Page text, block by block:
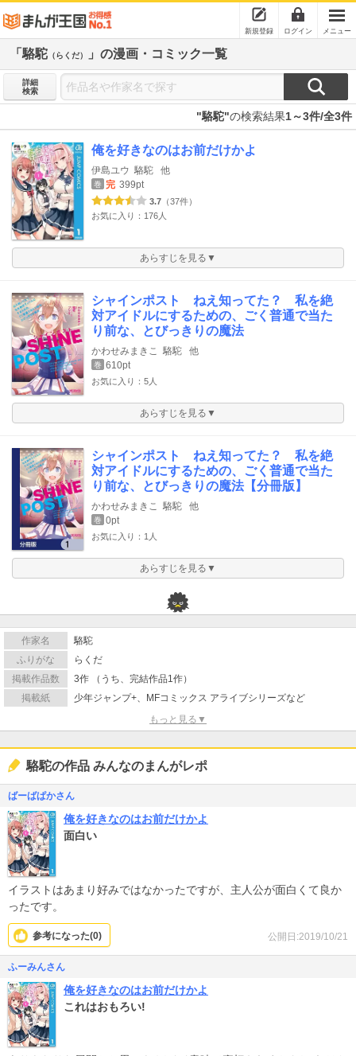
新規登録 ログイン メニュー
「駱駝 （らくだ） 」の漫画・コミック一覧
詳細
検索
"駱駝"の検索結果1～3件/全3件
俺を好きなのはお前だけかよ
伊島ユウ 駱駝 他
巻 完 399pt
3.7 （37件）
お気に入り：176人
あらすじを見る▼
シャインポスト ねえ知ってた？ 私を絶
対アイドルにするための、ごく普通で当た
り前な、とびっきりの魔法
かわせみまきこ 駱駝 他
巻 610pt
お気に入り：5人
あらすじを見る▼
シャインポスト ねえ知ってた？ 私を絶
対アイドルにするための、ごく普通で当た
り前な、とびっきりの魔法【分冊版】
かわせみまきこ 駱駝 他
巻 0pt
お気に入り：1人
あらすじを見る▼
作家名
駱駝
ふりがな
らくだ
掲載作品数
3作 （うち、完結作品1作）
掲載紙
少年ジャンプ+、MFコミックス アライブシリーズなど
もっと見る▼
駱駝の作品 みんなのまんがレポ
ばーばぱかさん
俺を好きなのはお前だけかよ
面白い
イラストはあまり好みではなかったですが、主人公が面白くて良か
ったです。
公開日:2019/10/21
参考になった(0)
ふーみんさん
俺を好きなのはお前だけかよ
これはおもろい!